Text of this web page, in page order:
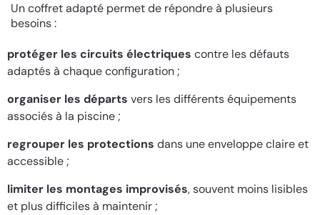
Un coffret adapté permet de répondre à plusieurs
besoins :
protéger les circuits électriques contre les défauts
adaptés à chaque configuration ;
organiser les départs vers les différents équipements
associés à la piscine ;
regrouper les protections dans une enveloppe claire et
accessible ;
limiter les montages improvisés, souvent moins lisibles
et plus difficiles à maintenir ;